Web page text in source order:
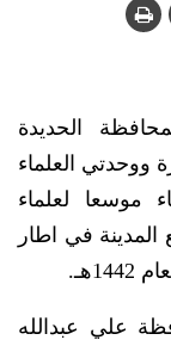
الحديدة
ووحدتي العلماء
موسعا لعلماء
في اطار
علي عبدالله